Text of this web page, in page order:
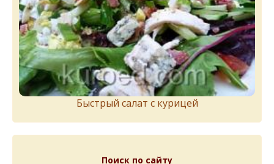
Быстрый салат с курицей
Поиск по сайту